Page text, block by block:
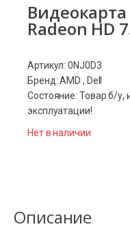
Видеокарта
Radeon HD
Артикул: 0NJ0D3
Бренд: AMD , Dell
Состояние: Товар б/у,
эксплуатации!
Нет в наличии
Описание